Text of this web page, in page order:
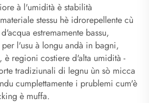
à l'umidità è stabilità
stessu hè idrorepellente cù
estremamente bassu,
l'usu à longu andà in bagni,
regioni costiere d'alta umidità -
tradiziunali di legnu ùn sò micca
cumplettamente i prublemi cum'è
è muffa.